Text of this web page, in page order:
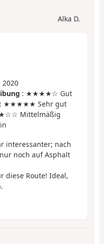
Alka D.
2020
: ★★★★☆ Gut
: ★★★★★ Sehr gut
Mittelmäßig
interessanter; nach
noch auf Asphalt
diese Route! Ideal,